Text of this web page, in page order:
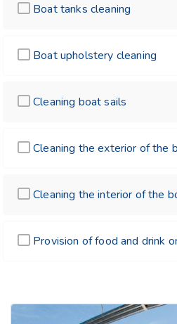
Boat tanks cleaning
Boat upholstery cleaning
Cleaning boat sails
Cleaning the exterior of the
Cleaning the interior of the
Provision of food and drink